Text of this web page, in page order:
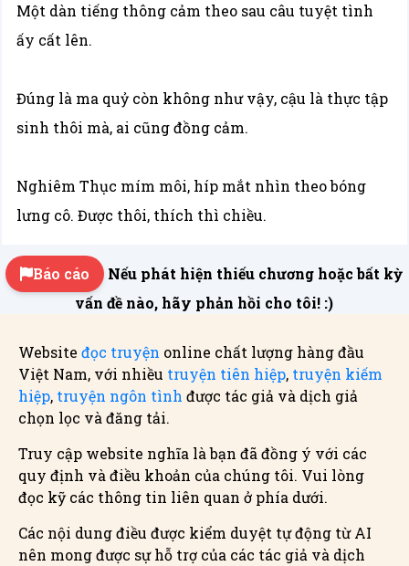
Một dàn tiếng thông cảm theo sau câu tuyệt tình
ấy cất lên.
Đúng là ma quỷ còn không như vậy, cậu là thực tập
sinh thôi mà, ai cũng đồng cảm.
Nghiêm Thục mím môi, híp mắt nhìn theo bóng
lưng cô. Được thôi, thích thì chiều.
Báo cáo
Nếu phát hiện thiếu chương hoặc bất kỳ
vấn đề nào, hãy phản hồi cho tôi! :)
Website đọc truyện online chất lượng hàng đầu
Việt Nam, với nhiều truyện tiên hiệp, truyện kiếm
hiệp, truyện ngôn tình được tác giả và dịch giả
chọn lọc và đăng tải.
Truy cập website nghĩa là bạn đã đồng ý với các
quy định và điều khoản của chúng tôi. Vui lòng
đọc kỹ các thông tin liên quan ở phía dưới.
Các nội dung điều được kiểm duyệt tự động từ AI
nên mong được sự hỗ trợ của các tác giả và dịch